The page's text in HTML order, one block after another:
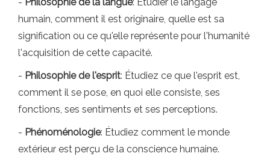
humain, comment il est originaire, quelle est sa
signification ou ce qu'elle représente pour l'humanité
l'acquisition de cette capacité.
- Philosophie de l'esprit: Étudiez ce que l'esprit est,
comment il se pose, en quoi elle consiste, ses
fonctions, ses sentiments et ses perceptions.
- Phénoménologie: Étudiez comment le monde
extérieur est perçu de la conscience humaine.